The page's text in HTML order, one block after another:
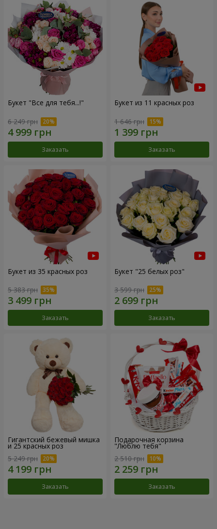
Букет "Все для тебя...!"
6 249 грн
Заказать
Букет из 11 красных роз
1 646 грн
Заказать
Букет из 35 красных роз
5 383 грн
Заказать
Букет "25 белых роз"
3 599 грн
Заказать
Гигантский бежевый мишка
и 25 красных роз
5 249 грн
Заказать
Подарочная корзина
"Люблю тебя"
2 510 грн
Заказать